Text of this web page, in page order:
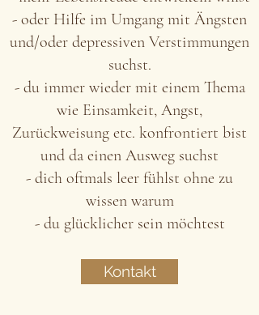
- oder Hilfe im Umgang mit Ängsten
und/oder depressiven Verstimmungen
suchst.
- du immer wieder mit einem Thema
wie Einsamkeit, Angst,
Zurückweisung etc. konfrontiert bist
und da einen Ausweg suchst
- dich oftmals leer fühlst ohne zu
wissen warum
- du glücklicher sein möchtest
Kontakt